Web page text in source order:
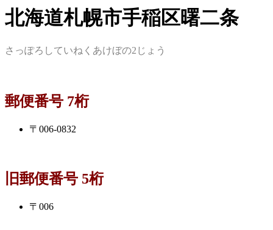
北海道札幌市手稲区曙二条
さっぽろしていねくあけぼの2じょう
郵便番号 7桁
〒006-0832
旧郵便番号 5桁
〒006